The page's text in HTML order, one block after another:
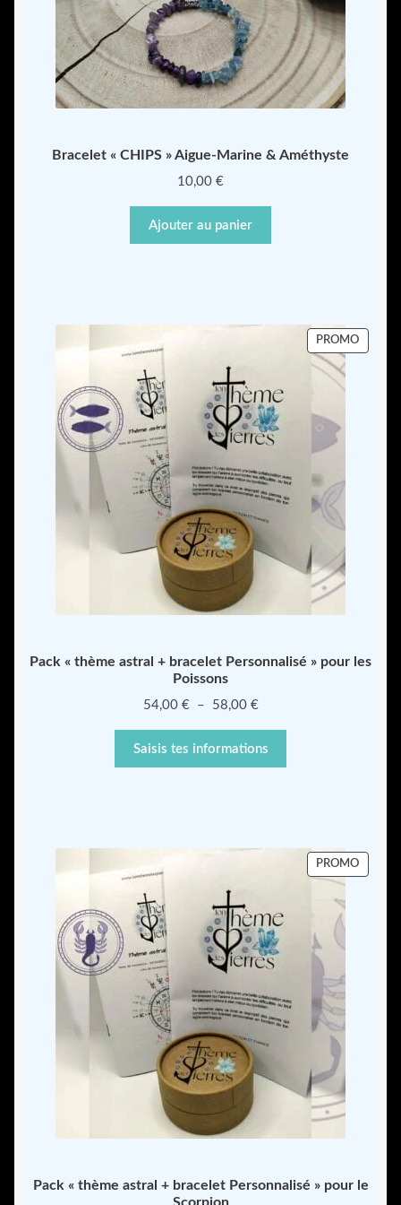
Bracelet « CHIPS » Aigue-Marine & Améthyste
10,00 €
Ajouter au panier
PROMO
Pack « thème astral + bracelet Personnalisé » pour les
Poissons
54,00 € – 58,00 €Plage
prix :
54,00 €
Saisis tes informations
PROMO
Pack « thème astral + bracelet Personnalisé » pour le
Scorpion